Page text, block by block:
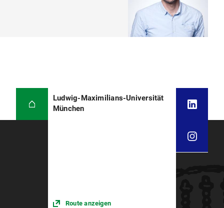
Ludwig-Maximilians-Universität
München
Route anzeigen